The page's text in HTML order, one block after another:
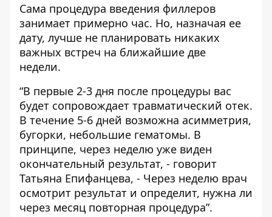
Сама процедура введения филлеров
занимает примерно час. Но, назначая ее
дату, лучше не планировать никаких
важных встреч на ближайшие две
недели.
“В первые 2-3 дня после процедуры вас
будет сопровождает травматический отек.
В течение 5-6 дней возможна асимметрия,
бугорки, небольшие гематомы. В
принципе, через неделю уже виден
окончательный результат, - говорит
Татьяна Епифанцева, - Через неделю врач
осмотрит результат и определит, нужна ли
через месяц повторная процедура”.